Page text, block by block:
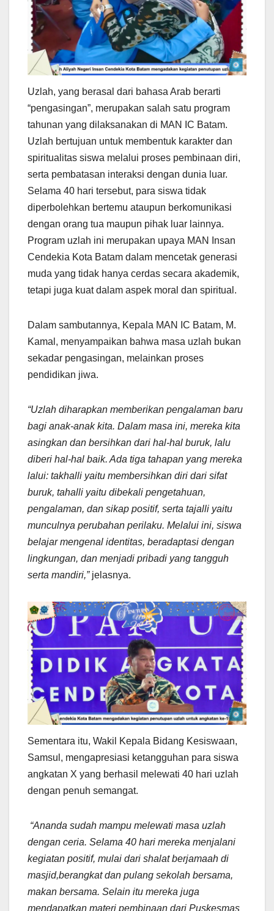
Uzlah, yang berasal dari bahasa Arab berarti
“pengasingan”, merupakan salah satu program
tahunan yang dilaksanakan di MAN IC Batam.
Uzlah bertujuan untuk membentuk karakter dan
spiritualitas siswa melalui proses pembinaan diri,
serta pembatasan interaksi dengan dunia luar.
Selama 40 hari tersebut, para siswa tidak
diperbolehkan bertemu ataupun berkomunikasi
dengan orang tua maupun pihak luar lainnya.
Program uzlah ini merupakan upaya MAN Insan
Cendekia Kota Batam dalam mencetak generasi
muda yang tidak hanya cerdas secara akademik,
tetapi juga kuat dalam aspek moral dan spiritual.
Dalam sambutannya, Kepala MAN IC Batam, M.
Kamal, menyampaikan bahwa masa uzlah bukan
sekadar pengasingan, melainkan proses
pendidikan jiwa.
“Uzlah diharapkan memberikan pengalaman baru
bagi anak-anak kita. Dalam masa ini, mereka kita
asingkan dan bersihkan dari hal-hal buruk, lalu
diberi hal-hal baik. Ada tiga tahapan yang mereka
lalui: takhalli yaitu membersihkan diri dari sifat
buruk, tahalli yaitu dibekali pengetahuan,
pengalaman, dan sikap positif, serta tajalli yaitu
munculnya perubahan perilaku. Melalui ini, siswa
belajar mengenal identitas, beradaptasi dengan
lingkungan, dan menjadi pribadi yang tangguh
serta mandiri,”jelasnya.
Sementara itu, Wakil Kepala Bidang Kesiswaan,
Samsul, mengapresiasi ketangguhan para siswa
angkatan X yang berhasil melewati 40 hari uzlah
dengan penuh semangat.
“Ananda sudah mampu melewati masa uzlah
dengan ceria. Selama 40 hari mereka menjalani
kegiatan positif, mulai dari shalat berjamaah di
masjid,berangkat dan pulang sekolah bersama,
makan bersama. Selain itu mereka juga
mendapatkan materi pembinaan dari Puskesmas